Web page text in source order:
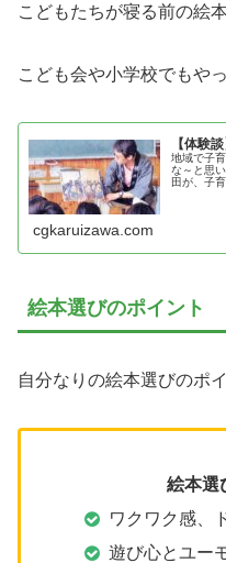
こどもたちが寝る前の絵
こども会や小学校でもや
【体験
地域で子
な～と思
田が、子
cgkaruizawa.com
絵本選びのポイント
自分なりの絵本選びのポ
絵本選
ワクワク感、
遊び心とユー